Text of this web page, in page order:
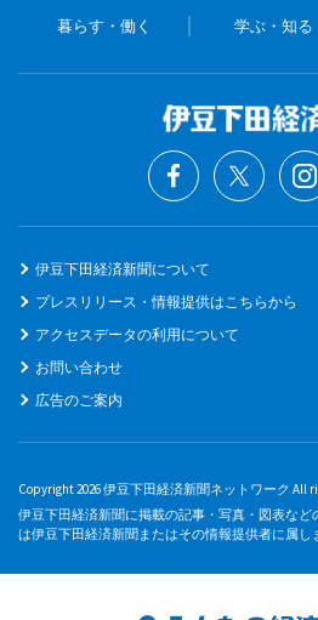
暮らす・働く 学ぶ・知る
伊豆下田経済新聞について
プレスリリース・情報提供はこちらから
アクセスデータの利用について
お問い合わせ
広告のご案内
Copyright 2026 伊豆下田経済新聞ネットワーク All
伊豆下田経済新聞に掲載の記事・写真・図表な
は伊豆下田経済新聞またはその情報提供者に属し